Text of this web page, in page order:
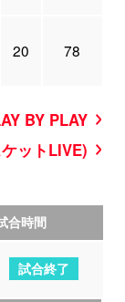
20 78
BY PLAY
ットLIVE)
合時間
試合終了